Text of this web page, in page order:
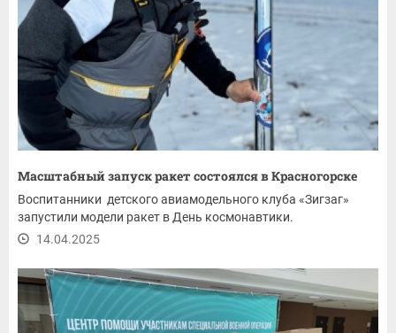
Масштабный запуск ракет состоялся в Красногорске
Воспитанники детского авиамодельного клуба «Зигзаг»
запустили модели ракет в День космонавтики.
14.04.2025